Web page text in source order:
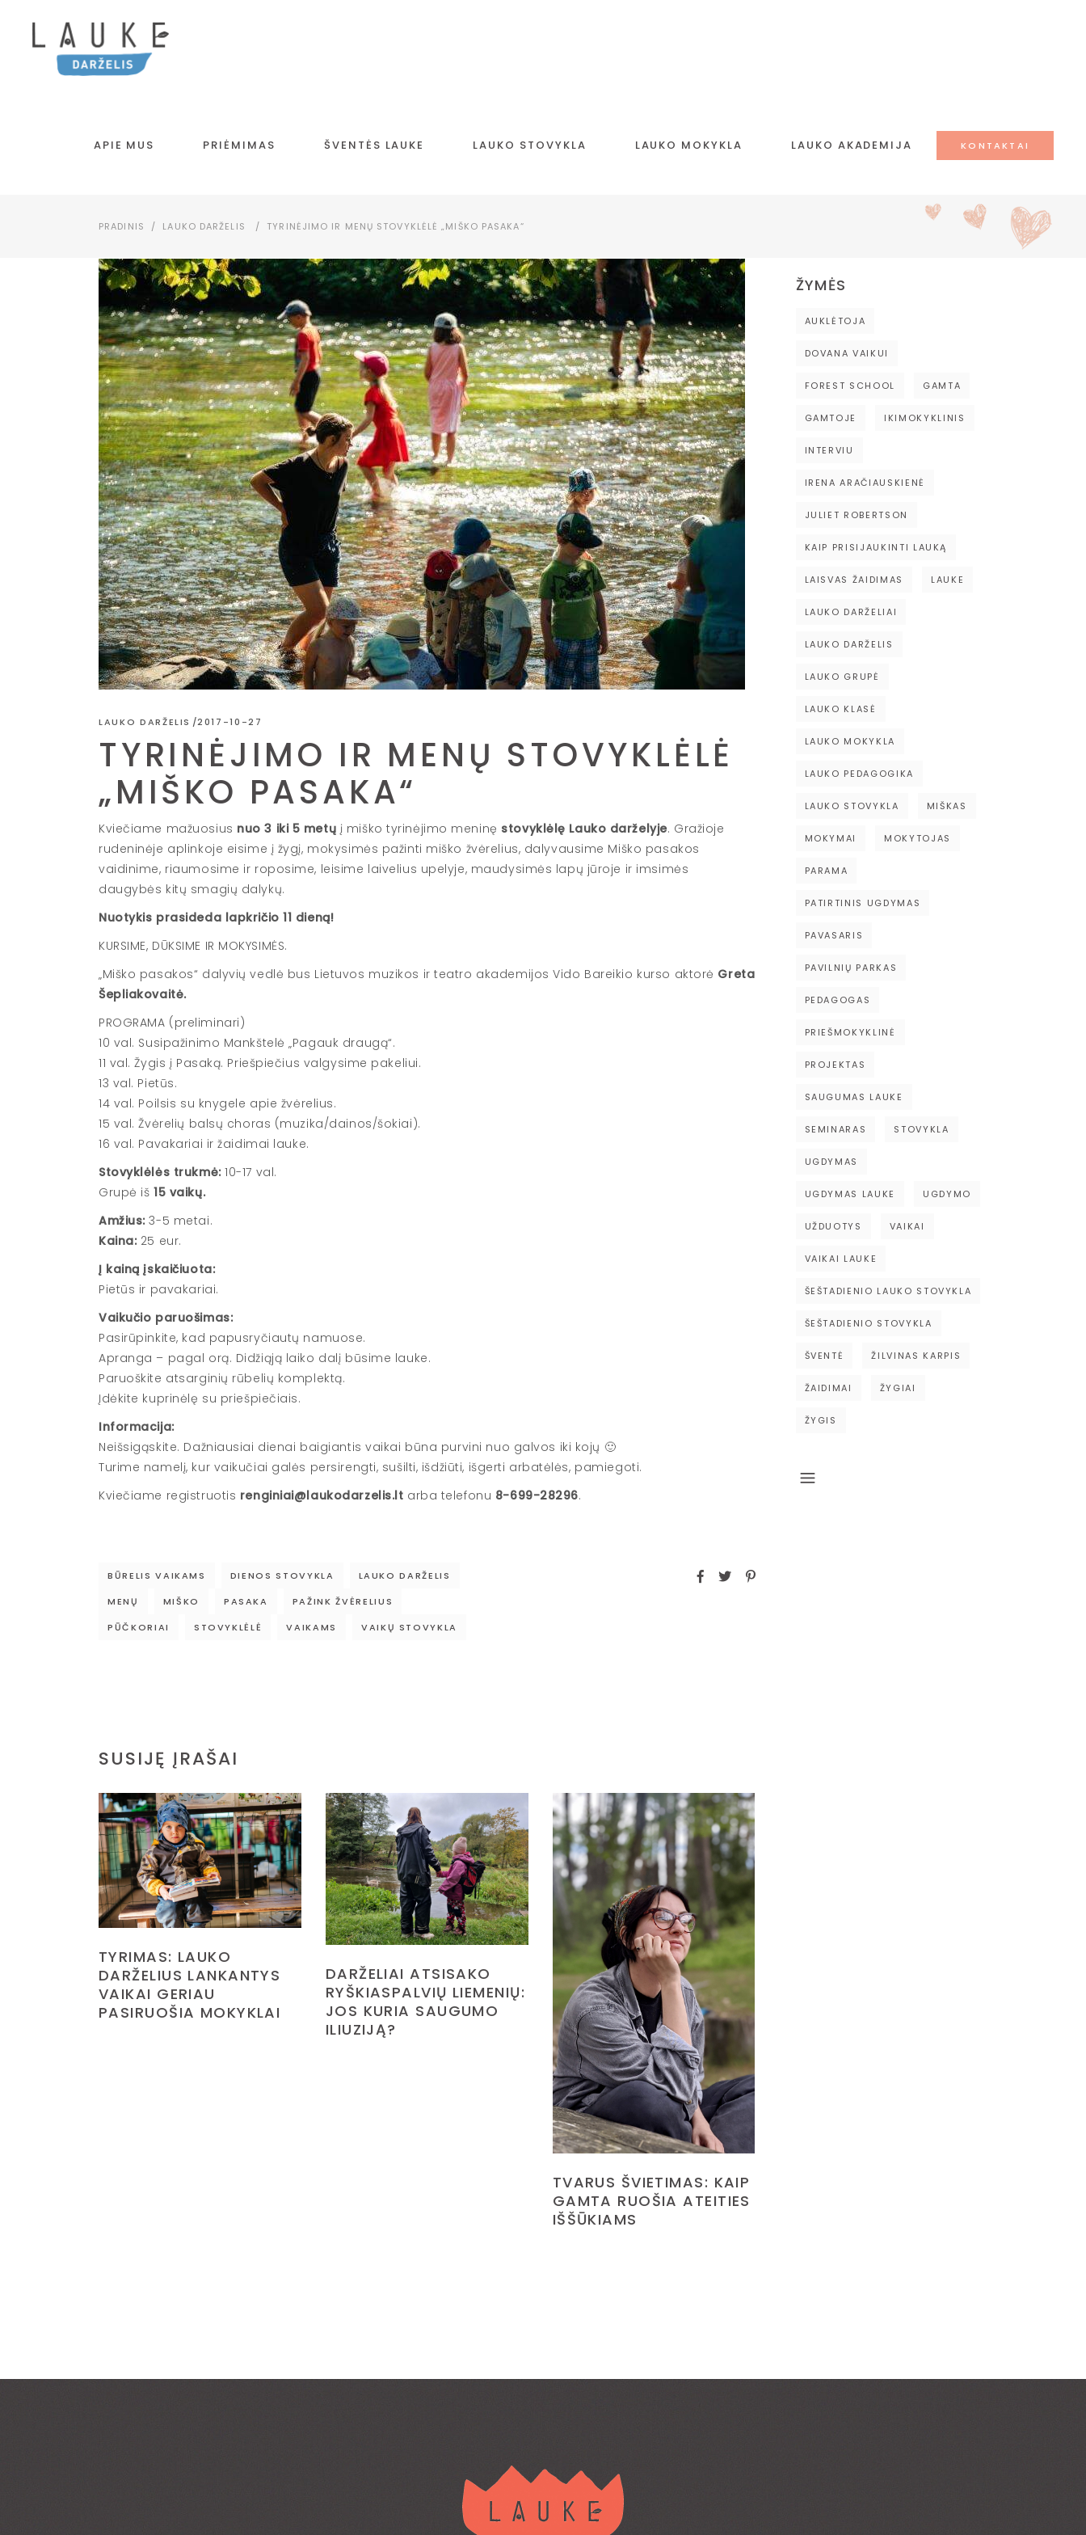
APIE MUS PRIĖMIMAS ŠVENTĖS LAUKE LAUKO STOVYKLA LAUKO MOKYKLA LAUKO AKADEMIJA KONTAKTAI
PRADINIS / LAUKO DARŽELIS / TYRINĖJIMO IR MENŲ STOVYKLĖLĖ „MIŠKO PASAKA“
LAUKO DARŽELIS 2017-10-27
TYRINĖJIMO IR MENŲ STOVYKLĖLĖ
„MIŠKO PASAKA“
Kviečiame mažuosius nuo 3 iki 5 metų į miško tyrinėjimo meninę stovyklėlę Lauko darželyje. Gražioje
rudeninėje aplinkoje eisime į žygį, mokysimės pažinti miško žvėrelius, dalyvausime Miško pasakos
vaidinime, riaumosime ir roposime, leisime laivelius upelyje, maudysimės lapų jūroje ir imsimės
daugybės kitų smagių dalykų.
Nuotykis prasideda lapkričio 11 dieną!
KURSIME, DŪKSIME IR MOKYSIMĖS.
„Miško pasakos“ dalyvių vedlė bus Lietuvos muzikos ir teatro akademijos Vido Bareikio kurso aktorė Greta
Šepliakovaitė.
PROGRAMA (preliminari)
10 val. Susipažinimo Mankštelė „Pagauk draugą“.
11 val. Žygis į Pasaką. Priešpiečius valgysime pakeliui.
13 val. Pietūs.
14 val. Poilsis su knygele apie žvėrelius.
15 val. Žvėrelių balsų choras (muzika/dainos/šokiai).
16 val. Pavakariai ir žaidimai lauke.
Stovyklėlės trukmė: 10-17 val.
Grupė iš15 vaikų.
Amžius:3-5 metai.
Kaina: 25 eur.
Į kainą įskaičiuota:
Pietūs ir pavakariai.
Vaikučio paruošimas:
Pasirūpinkite, kad papusryčiautų namuose.
Apranga – pagal orą. Didžiąją laiko dalį būsime lauke.
Paruoškite atsarginių rūbelių komplektą.
Įdėkite kuprinėlę su priešpiečiais.
Informacija:
Neišsigąskite. Dažniausiai dienai baigiantis vaikai būna purvini nuo galvos iki kojų 🙂
Turime namelį, kur vaikučiai galės persirengti, sušilti, išdžiūti, išgerti arbatėlės, pamiegoti.
Kviečiame registruotis renginiai@laukodarzelis.lt arba telefonu 8-699-28296.
BŪRELIS VAIKAMS DIENOS STOVYKLA
LAUKO DARŽELIS
MENŲ
MIŠKO PASAKA
PAŽINK ŽVĖRELIUS
PŪČKORIAI
STOVYKLĖLĖ VAIKAMS VAIKŲ STOVYKLA
SUSIJĘ ĮRAŠAI
TYRIMAS: LAUKO
DARŽELIUS LANKANTYS
VAIKAI GERIAU
PASIRUOŠIA MOKYKLAI
DARŽELIAI ATSISAKO
RYŠKIASPALVIŲ LIEMENIŲ:
JOS KURIA SAUGUMO
ILIUZIJĄ?
TVARUS ŠVIETIMAS: KAIP
GAMTA RUOŠIA ATEITIES
IŠŠŪKIAMS
ŽYMĖS
AUKLĖTOJA
DOVANA VAIKUI
FOREST SCHOOL GAMTA
GAMTOJE IKIMOKYKLINIS
INTERVIU
IRENA ARAČIAUSKIENĖ
JULIET ROBERTSON
KAIP PRISIJAUKINTI LAUKĄ
LAISVAS ŽAIDIMAS LAUKE
LAUKO DARŽELIAI
LAUKO DARŽELIS
LAUKO GRUPĖ
LAUKO KLASĖ
LAUKO MOKYKLA
LAUKO PEDAGOGIKA
LAUKO STOVYKLA MIŠKAS
MOKYMAI MOKYTOJAS
PARAMA
PATIRTINIS UGDYMAS
PAVASARIS
PAVILNIŲ PARKAS
PEDAGOGAS
PRIEŠMOKYKLINĖ
PROJEKTAS
SAUGUMAS LAUKE
SEMINARAS STOVYKLA
UGDYMAS
UGDYMAS LAUKE UGDYMO
UŽDUOTYS VAIKAI
VAIKAI LAUKE
ŠEŠTADIENIO LAUKO STOVYKLA
ŠEŠTADIENIO STOVYKLA
ŠVENTĖ ŽILVINAS KARPIS
ŽAIDIMAI ŽYGIAI
ŽYGIS